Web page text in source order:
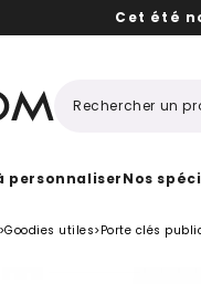
Cet été
personnaliserNos
>Goodies utiles>Porte clés